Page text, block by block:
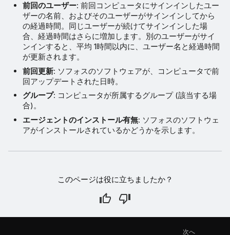
前回のユーザー: 前回コンピュータにサインインしたユー
ザーの名前、およびそのユーザーがサインインしてから
の経過時間。同じユーザーが続けてサインインした場
合、経過時間はさらに増加します。別のユーザーがサイ
ンインすると、平均 1時間以内に、ユーザー名と経過時間
が更新されます。
前回更新: ソフォスのソフトウェアが、コンピュータで前
回アップデートされた日時。
グループ: コンピュータが所属するグループ (該当する場
合)。
エージェントのインストール有無: ソフォスのソフトウェ
アがインストールされているかどうかを示します。
このページは役に立ちましたか？
次へ